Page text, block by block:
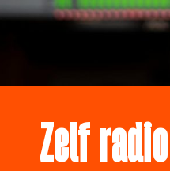
Zelf